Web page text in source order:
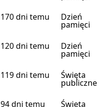
170 dni temu Dzień
pamięci
120 dni temu Dzień
pamięci
119 dni temu Święta
publiczne
94 dni temu Święta